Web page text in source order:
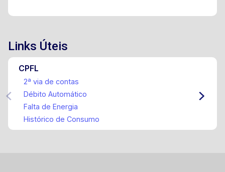
Links Úteis
CPFL
2ª via de contas
Débito Automático
Falta de Energia
Histórico de Consumo